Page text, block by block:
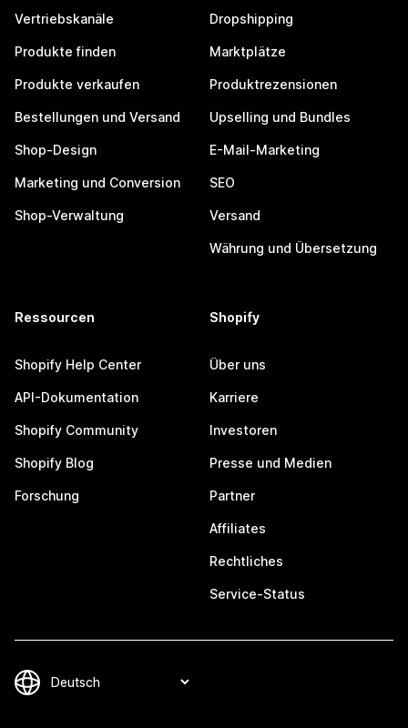
Vertriebskanäle
Produkte finden
Produkte verkaufen
Bestellungen und Versand
Shop-Design
Marketing und Conversion
Shop-Verwaltung
Dropshipping
Marktplätze
Produktrezensionen
Upselling und Bundles
E-Mail-Marketing
SEO
Versand
Währung und Übersetzung
Ressourcen
Shopify Help Center
API-Dokumentation
Shopify Community
Shopify Blog
Forschung
Shopify
Über uns
Karriere
Investoren
Presse und Medien
Partner
Affiliates
Rechtliches
Service-Status